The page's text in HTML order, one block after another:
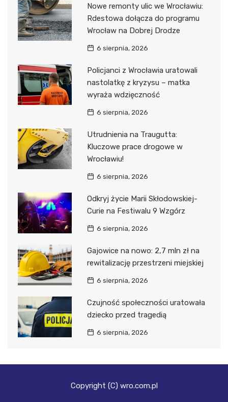
Nowe remonty ulic we Wrocławiu:
Rdestowa dołącza do programu
Wrocław na Dobrej Drodze
6 sierpnia, 2026
Policjanci z Wrocławia uratowali
nastolatkę z kryzysu – matka
wyraża wdzięczność
6 sierpnia, 2026
Utrudnienia na Traugutta:
Kluczowe prace drogowe w
Wrocławiu!
6 sierpnia, 2026
Odkryj życie Marii Skłodowskiej-
Curie na Festiwalu 9 Wzgórz
6 sierpnia, 2026
Gajowice na nowo: 2,7 mln zł na
rewitalizację przestrzeni miejskiej
6 sierpnia, 2026
Czujność społeczności uratowała
dziecko przed tragedią
6 sierpnia, 2026
Copyright (C) wro.com.pl